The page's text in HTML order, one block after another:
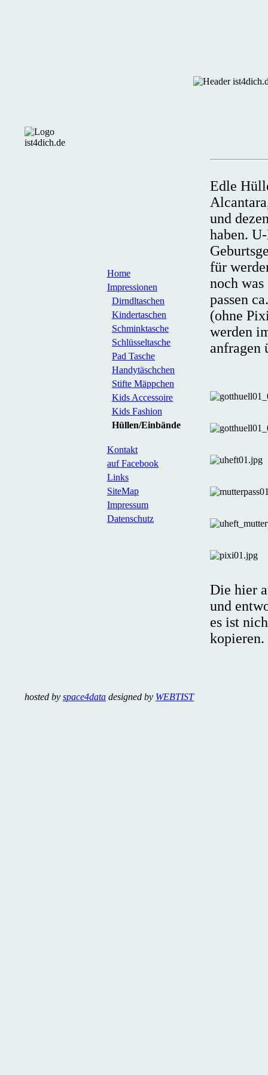
Home
Impressionen
Dirndltaschen
Kindertaschen
Schminktasche
Schlüsseltasche
Pad Tasche
Handytäschchen
Stifte Mäppchen
Kids Accessoire
Kids Fashion
Hüllen/Einbände
Kontakt
auf Facebook
Links
SiteMap
Impressum
Datenschutz
Edle
und
haben.
für
noch
passen
(ohne
werden
anfragen
Die hier
und
es ist
kopieren.
hosted by space4data designed by WEBTIST